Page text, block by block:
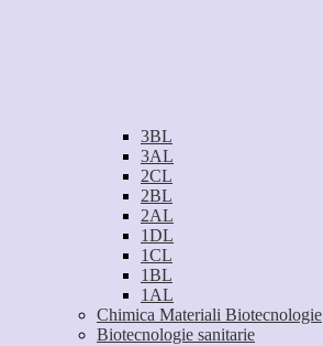
3BL
3AL
2CL
2BL
2AL
1DL
1CL
1BL
1AL
Chimica Materiali Biotecnologie
Biotecnologie sanitarie